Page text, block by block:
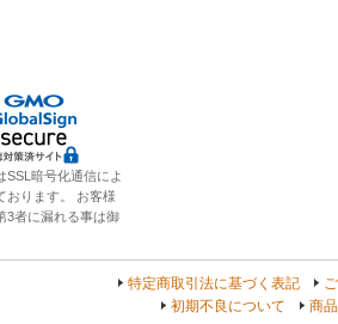
SSL暗号化通信によ
おります。 お客様
3者に漏れる事は御
特定商取引法に基づく表記
初期不良について
商